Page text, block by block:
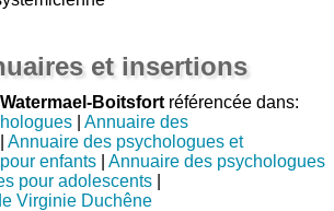
et insertions
Watermael-Boitsfort référencée dans:
|Annuaire des
|Annuaire des psychologues et
enfants |Annuaire des psychologues
pour adolescents
Virginie Duchêne